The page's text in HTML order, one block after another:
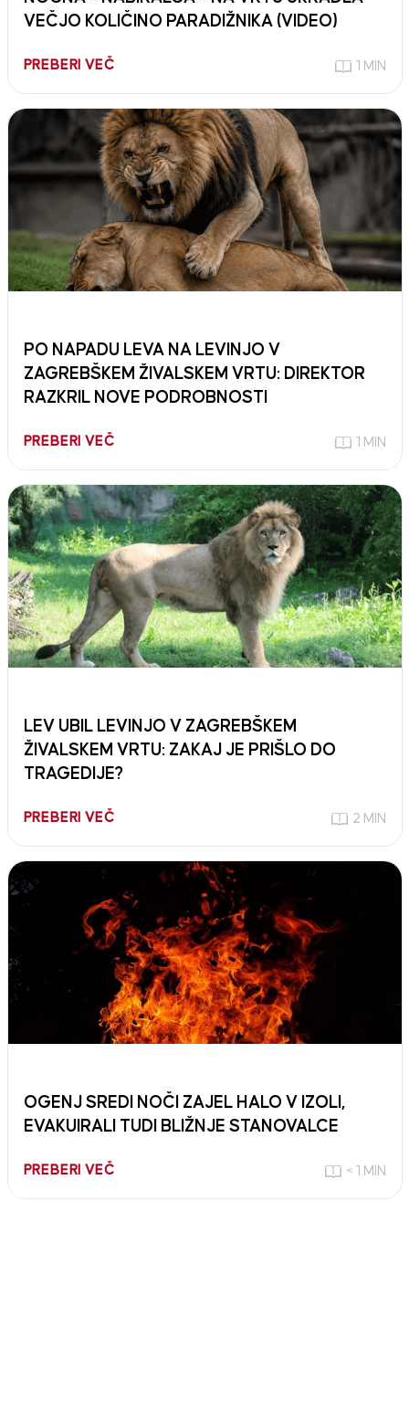
VEČJO KOLIČINO PARADIŽNIKA (VIDEO)
PREBERI VEČ 1 MIN
PO NAPADU LEVA NA LEVINJO V
ZAGREBŠKEM ŽIVALSKEM VRTU: DIREKTOR
RAZKRIL NOVE PODROBNOSTI
PREBERI VEČ 1 MIN
LEV UBIL LEVINJO V ZAGREBŠKEM
ŽIVALSKEM VRTU: ZAKAJ JE PRIŠLO DO
TRAGEDIJE?
PREBERI VEČ 2 MIN
OGENJ SREDI NOČI ZAJEL HALO V IZOLI,
EVAKUIRALI TUDI BLIŽNJE STANOVALCE
PREBERI VEČ < 1 MIN